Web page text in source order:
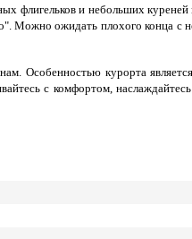
флигельков и небольших куреней
Можно ожидать плохого конца с
Особенностью курорта
с комфортом,